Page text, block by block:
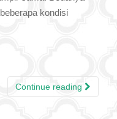
kondisi
Continue reading